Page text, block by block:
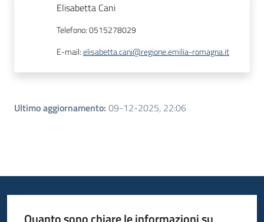
Elisabetta Cani
Telefono:0515278029
E-mail:elisabetta.cani@regione.emilia-romagna.it
Ultimo aggiornamento: 09-12-2025, 22:06